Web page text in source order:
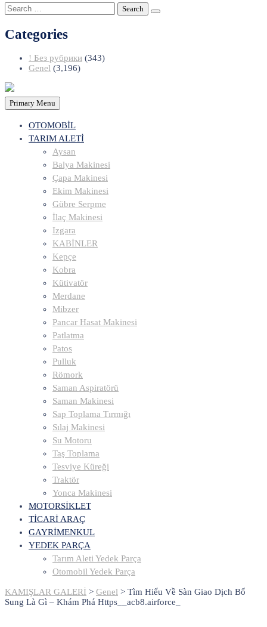
Search
for:
Categories
! Без рубрики (343)
Genel (3,196)
Primary Menu
OTOMOBİL
TARIM ALETİ
Aysan
Balya Makinesi
Çapa Makinesi
Ekim Makinesi
Gübre Serpme
İlaç Makinesi
Izgara
KABİNLER
Kepçe
Kobra
Kütivatör
Merdane
Mibzer
Pancar Hasat Makinesi
Patlatma
Patos
Pulluk
Römork
Saman Aspiratörü
Saman Makinesi
Sap Toplama Tırmığı
Sılaj Makinesi
Su Motoru
Taş Toplama
Tesviye Küreği
Traktör
Yonca Makinesi
MOTORSİKLET
TİCARİ ARAÇ
GAYRİMENKUL
YEDEK PARÇA
Tarım Aleti Yedek Parça
Otomobil Yedek Parça
KAMIŞLAR GALERİ > Genel > Tìm Hiểu Về Sàn Giao Dịch Bổ
Sung Là Gì – Khám Phá Https__acb8.airforce_